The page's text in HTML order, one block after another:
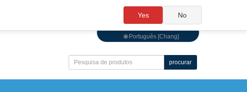
🌐 Português [Chang]
procurar
Yes No